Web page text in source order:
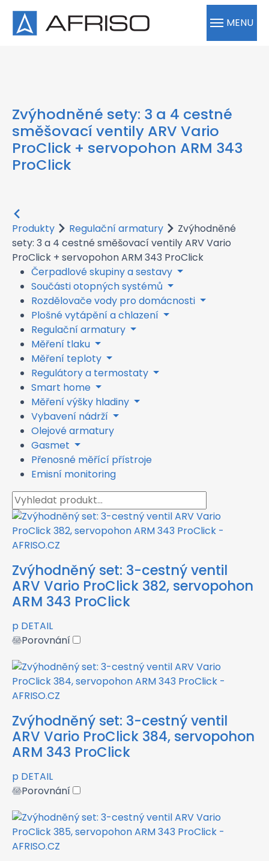
×
MENU
Zvýhodněné sety: 3 a 4 cestné
směšovací ventily ARV Vario
ProClick + servopohon ARM 343
ProClick
Produkty Regulační armatury
Zvýhodněné
sety: 3 a 4 cestné směšovací ventily ARV Vario
ProClick + servopohon ARM 343 ProClick
Čerpadlové skupiny a sestavy
Součásti otopných systémů
Rozdělovače vody pro domácnosti
Plošné vytápění a chlazení
Regulační armatury
Měření tlaku
Měření teploty
Regulátory a termostaty
Smart home
Měření výšky hladiny
Vybavení nádrží
Olejové armatury
Gasmet
Přenosné měřící přístroje
Emisní monitoring
Zvýhodněný set: 3-cestný ventil
ARV Vario ProClick 382, servopohon
ARM 343 ProClick
p DETAIL
Porovnání
Zvýhodněný set: 3-cestný ventil
ARV Vario ProClick 384, servopohon
ARM 343 ProClick
p DETAIL
Porovnání